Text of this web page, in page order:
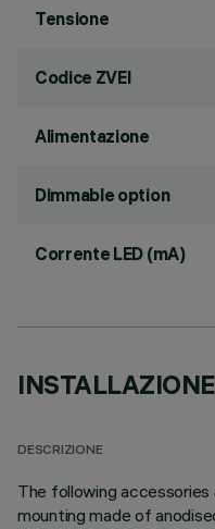
Tensione
Codice ZVEI
Alimentazione
Dimmable option
Corrente LED (mA)
INSTALLAZIONE
DESCRIZIONE
The following
mounting made of